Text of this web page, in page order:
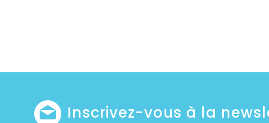
Inscrivez-vous à la